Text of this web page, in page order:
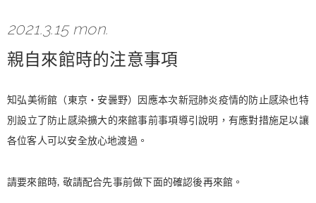
2021.3.15 mon.
親自來館時的注意事項
知弘美術館（東京・安曇野）因應本次新冠肺炎疫情的防止感染也特
別設立了防止感染擴大的來館事前事項導引說明，有應對措施足以讓
各位客人可以安全放心地渡過。
請要來館時, 敬請配合先事前做下面的確認後再來館。